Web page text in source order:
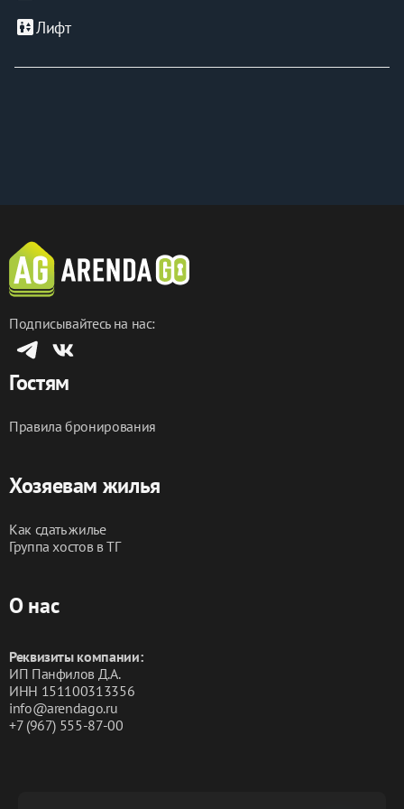
elevatorЛифт
Подписывайтесь на нас:
Гостям
Правила бронирования
Хозяевам жилья
Как сдать жилье
Группа хостов в ТГ
О нас
Реквизиты компании:
ИП Панфилов Д.А.
ИНН 151100313356
info@arendago.ru
+7 (967) 555-87-00